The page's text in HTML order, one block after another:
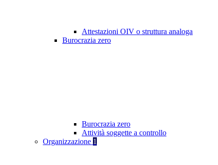
Attestazioni OIV o struttura analoga
Burocrazia zero
Burocrazia zero
Attività soggette a controllo
Organizzazione 1